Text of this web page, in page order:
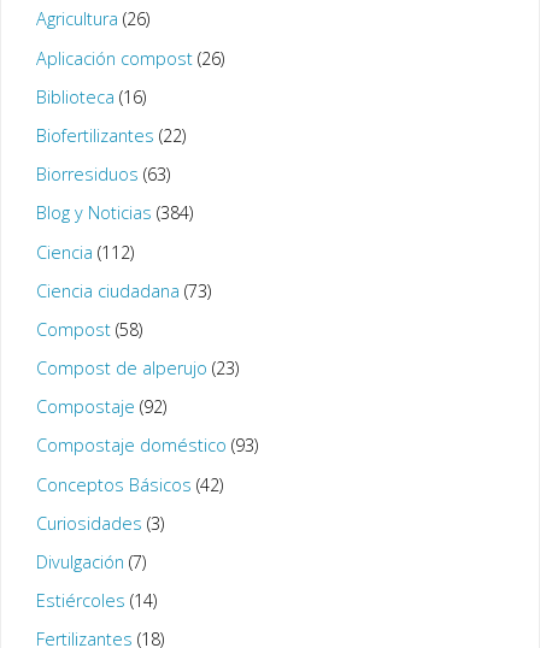
Agricultura (26)
Aplicación compost(26)
Biblioteca (16)
Biofertilizantes (22)
Biorresiduos (63)
Blog y Noticias (384)
Ciencia (112)
Ciencia ciudadana (73)
Compost(58)
Compost de alperujo (23)
Compostaje (92)
Compostaje doméstico (93)
Conceptos Básicos (42)
Curiosidades (3)
Divulgación (7)
Estiércoles (14)
Fertilizantes (18)